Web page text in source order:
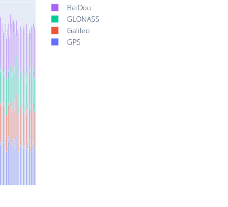
BeiDou
GLONASS
Galileo
GPS